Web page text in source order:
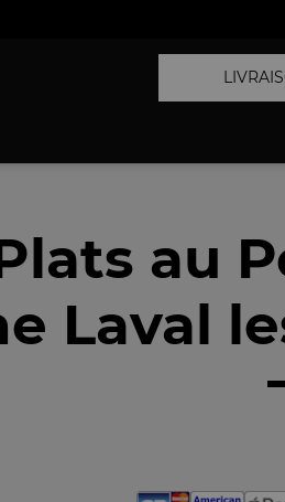
au
Laval